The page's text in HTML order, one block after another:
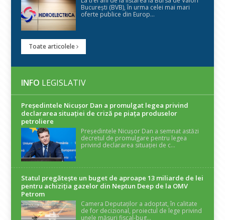
București (BVB), în urma celei mai mari
oferte publice din Europ...
Toate articolele
INFO LEGISLATIV
Președintele Nicuşor Dan a promulgat legea privind
declararea situaţiei de criză pe piaţa produselor
petroliere
Președintele Nicușor Dan a semnat astăzi
decretul de promulgare pentru legea
privind declararea situației de c...
Statul pregătește un buget de aproape 13 miliarde de lei
pentru achiziția gazelor din Neptun Deep de la OMV
Petrom
Camera Deputaților a adoptat, în calitate
de for decizional, proiectul de lege privind
unele măsuri fiscal-bug...